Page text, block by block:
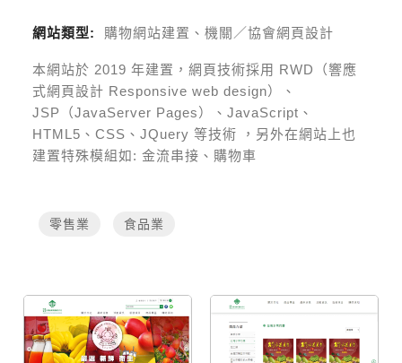
網站類型: 購物網站建置、機關／協會網頁設計
本網站於 2019 年建置，網頁技術採用 RWD（響應
式網頁設計 Responsive web design）、
JSP（JavaServer Pages）、JavaScript、
HTML5、CSS、JQuery 等技術
，另外在網站上也
建置特殊模組如:金流串接、購物車
零售業 食品業